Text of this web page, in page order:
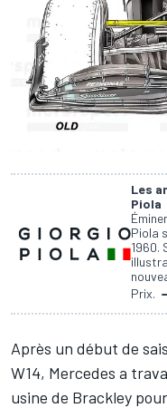
Les
Piola
Piola
1960.
Prix.
Après un début de
W14, Mercedes a
usine de Brackley